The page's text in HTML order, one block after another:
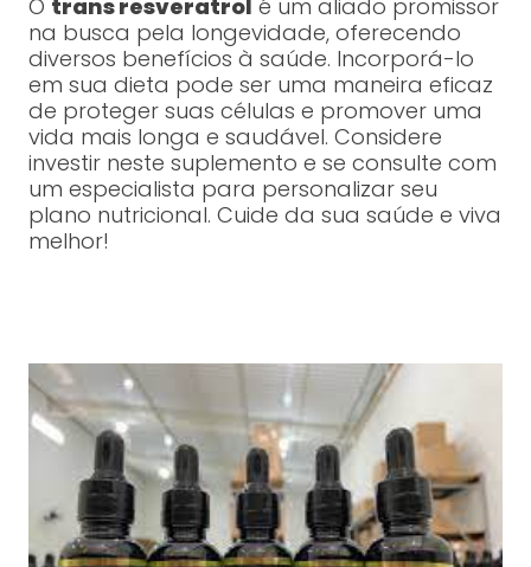
O trans resveratrol é um aliado promissor
na busca pela longevidade, oferecendo
diversos benefícios à saúde. Incorporá-lo
em sua dieta pode ser uma maneira eficaz
de proteger suas células e promover uma
vida mais longa e saudável. Considere
investir neste suplemento e se consulte com
um especialista para personalizar seu
plano nutricional. Cuide da sua saúde e viva
melhor!